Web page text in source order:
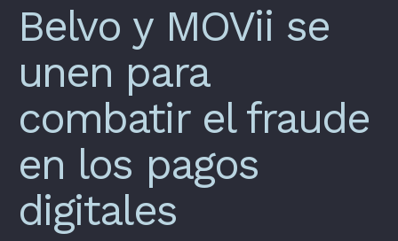
Belvo y MOVii se
unen para
combatir el fraude
en los pagos
digitales